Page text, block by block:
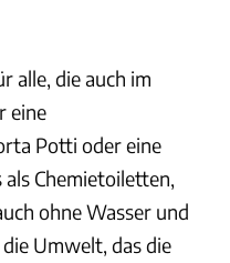
alle, die auch im
eine
Potti oder eine
Chemietoiletten,
ohne Wasser und
Umwelt, das die